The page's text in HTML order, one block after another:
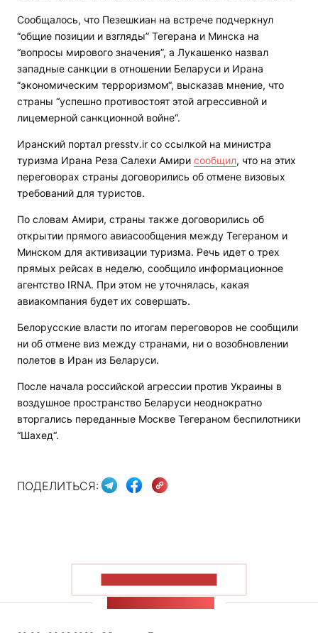
Сообщалось, что Пезешкиан на встрече подчеркнул
“общие позиции и взгляды” Тегерана и Минска на
“вопросы мирового значения”, а Лукашенко назвал
западные санкции в отношении Беларуси и Ирана
“экономическим терроризмом“, высказав мнение, что
страны “успешно противостоят этой агрессивной и
лицемерной санкционной войне“.
Иранский портал presstv.ir со ссылкой на министра
туризма Ирана Реза Салехи Амири сообщил, что на этих
переговорах страны договорились об отмене визовых
требований для туристов.
По словам Амири, страны также договорились об
открытии прямого авиасообщения между Тегераном и
Минском для активизации туризма. Речь идет о трех
прямых рейсах в неделю, сообщило информационное
агентство IRNA. При этом не уточнялась, какая
авиакомпания будет их совершать.
Белорусские власти по итогам переговоров не сообщили
ни об отмене виз между странами, ни о возобновлении
полетов в Иран из Беларуси.
После начала российской агрессии против Украины в
воздушное пространство Беларуси неоднократно
вторгались переданные Москве Тегераном беспилотники
“Шахед“.
ПОДЕЛИТЬСЯ: